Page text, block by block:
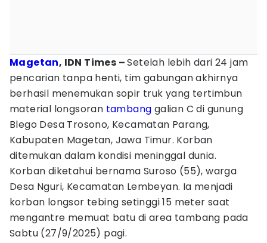
Magetan, IDN Times –Setelah lebih dari 24 jam
pencarian tanpa henti, tim gabungan akhirnya
berhasil menemukan sopir truk yang tertimbun
material longsoran tambang galian C di gunung
Blego Desa Trosono, Kecamatan Parang,
Kabupaten Magetan, Jawa Timur. Korban
ditemukan dalam kondisi meninggal dunia.
Korban diketahui bernama Suroso (55), warga
Desa Nguri, Kecamatan Lembeyan. Ia menjadi
korban longsor tebing setinggi 15 meter saat
mengantre memuat batu di area tambang pada
Sabtu (27/9/2025) pagi.